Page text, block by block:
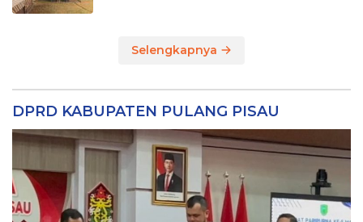
Selengkapnya
DPRD KABUPATEN PULANG PISAU